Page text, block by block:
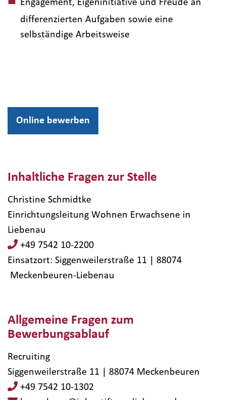
differenzierten Aufgaben sowie eine
selbständige Arbeitsweise
Inhaltliche Fragen zur Stelle
Christine Schmidtke
Einrichtungsleitung Wohnen Erwachsene in
Liebenau
+49 7542 10-2200
Einsatzort: Siggenweilerstraße 11 | 88074​
Meckenbeuren-Liebenau
Allgemeine Fragen zum
Bewerbungsablauf
Recruiting
Siggenweilerstraße 11 | 88074 Meckenbeuren
+49 7542 10-1302
Online bewerben